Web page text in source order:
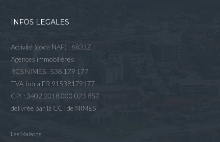
INFOS LEGALES
Activité (code NAF) : 6831Z
Agences immobilières
RCS NIMES : 538 179 177
TVA Intra FR 91538179177
CPI : 3402 2018 000 023 857
délivrée par la CCI de NIMES
Les Maisons